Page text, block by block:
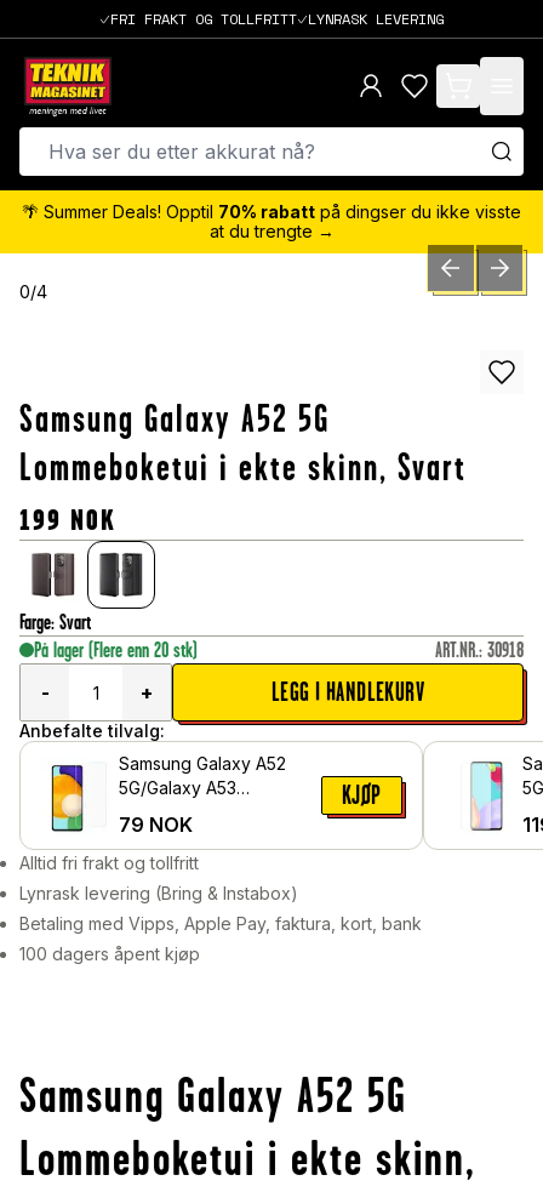
FRI FRAKT OG TOLLFRITT LYNRASK LEVERING
items in cart,
🌴 Summer Deals! Opptil 70% rabatt på dingser du ikke visste
at du trengte →
0/4 PREVIOUSNEXT
Samsung Galaxy A52 5G
Lommeboketui i ekte skinn, Svart
199 NOK
Farge: Svart
På lager (Flere enn 20 stk) ART.NR.: 30918
-
+ LEGG I HANDLEKURV
Anbefalte tilvalg:
Samsung Galaxy A52
5G/Galaxy A53
Beskyttelsesfilm
79 NOK
KJØP
Alltid fri frakt og tollfritt
Lynrask levering (Bring & Instabox)
Betaling med Vipps, Apple Pay, faktura, kort, bank
100 dagers åpent kjøp
Samsung Galaxy A52 5G
Lommeboketui i ekte skinn,